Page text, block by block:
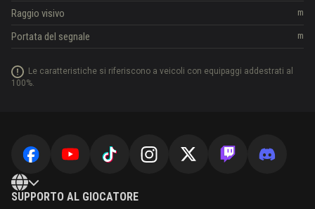
m
Raggio visivo
m
Portata del segnale
Le caratteristiche si riferiscono a veicoli con equipaggi addestrati al
100%.
SUPPORTO AL GIOCATORE